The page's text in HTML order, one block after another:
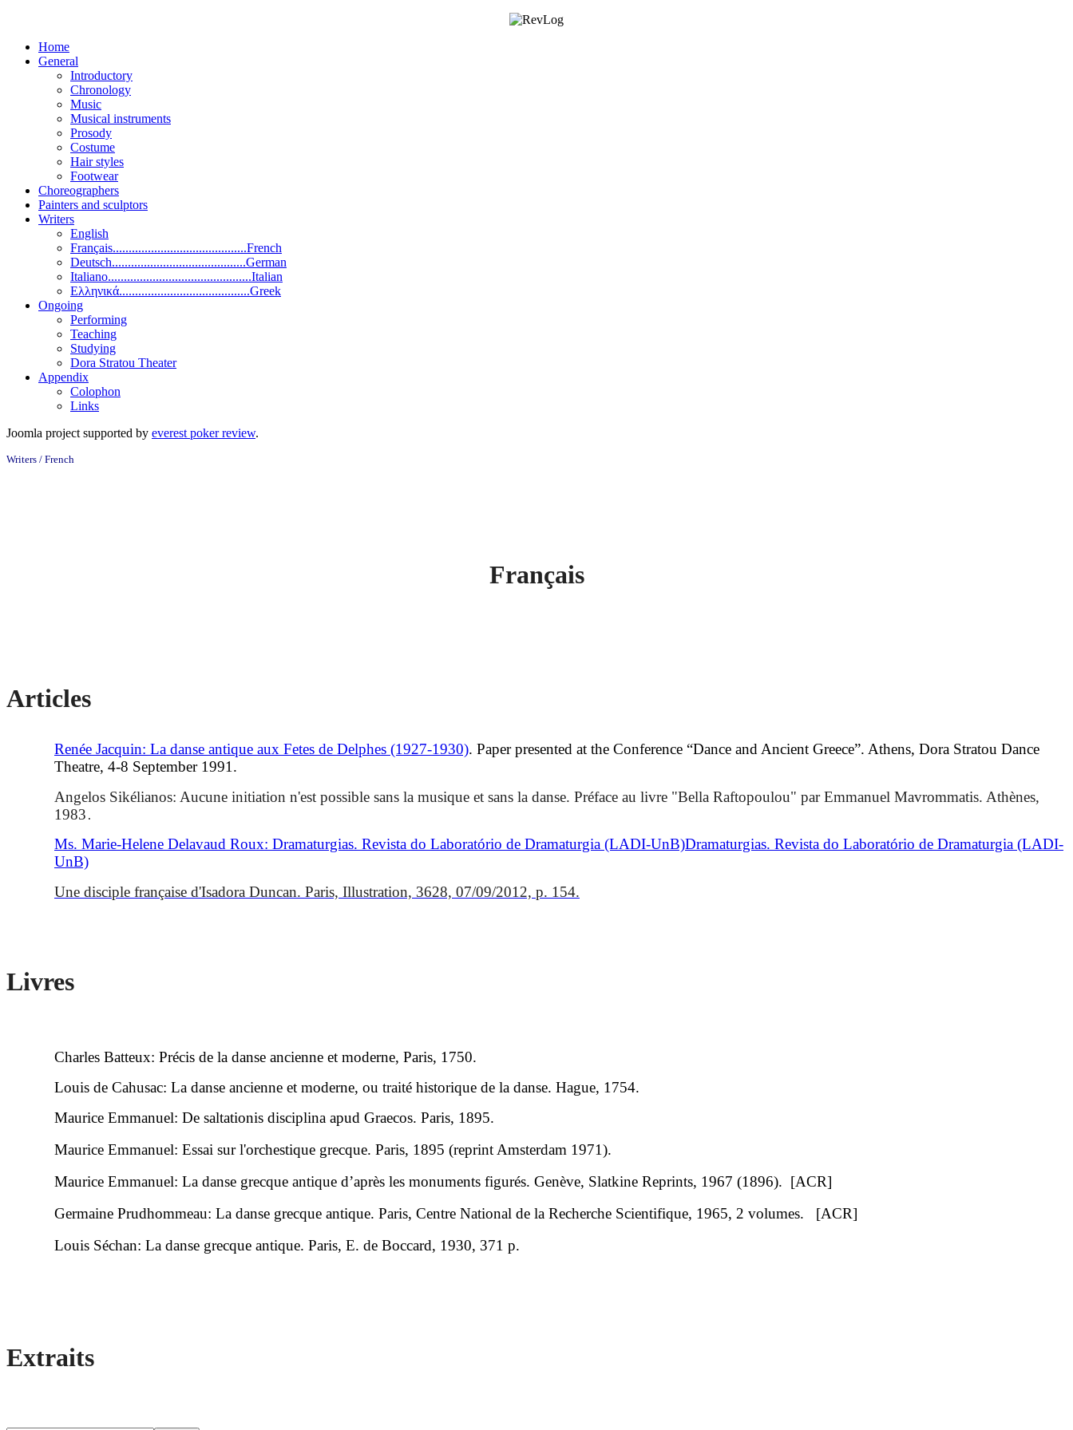
Home
General
Introductory
Chronology
Music
Musical instruments
Prosody
Costume
Hair styles
Footwear
Choreographers
Painters and sculptors
Writers
English
Français..........................................French
Deutsch..........................................German
Italiano.............................................Italian
Ελληνικά.........................................Greek
Ongoing
Performing
Teaching
Studying
Dora Stratou Theater
Appendix
Colophon
Links
Joomla project supported by everest poker review.
Writers / French
Français
Articles
Renée Jacquin: La danse antique aux Fetes de Delphes (1927-1930). Paper presented at the Conference “Dance and Ancient Greece”. Athens, Dora Stratou Dance
Theatre, 4-8 September 1991.
Angelos Sikélianos: Aucune initiation n'est possible sans la musique et sans la danse. Préface au livre "Bella Raftopoulou" par Emmanuel Mavrommatis. Athènes,
1983 .
Ms. Marie-Helene Delavaud Roux: Dramaturgias. Revista do Laboratório de Dramaturgia (LADI-UnB)Dramaturgias. Revista do Laboratório de Dramaturgia (LADI-
UnB)
Une disciple française d'Isadora Duncan. Paris, Illustration, 3628, 07/09/2012, p. 154.
Livres
Charles Batteux: Précis de la danse ancienne et moderne, Paris, 1750.
Louis de Cahusac: La danse ancienne et moderne, ou traité historique de la danse. Hague, 1754.
Maurice Emmanuel: De saltationis disciplina apud Graecos. Paris, 1895.
Maurice Emmanuel: Essai sur l'orchestique grecque. Paris, 1895 (reprint Amsterdam 1971).
Maurice Emmanuel: La danse grecque antique d’après les monuments figurés. Genève, Slatkine Reprints, 1967 (1896). [ACR]
Germaine Prudhommeau: La danse grecque antique. Paris, Centre National de la Recherche Scientifique, 1965, 2 volumes. [ACR]
Louis Séchan: La danse grecque antique. Paris, E. de Boccard, 1930, 371 p.
Extraits